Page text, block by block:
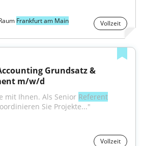
Frankfurt am Main Vollzeit
Grundsatz &
m/w/d
mit Ihnen. Als Senior Referent
Sie Projekte..."
Vollzeit